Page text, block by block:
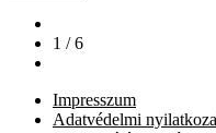
1 / 6
Impresszum
Adatvédelmi